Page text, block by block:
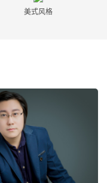
美式风格